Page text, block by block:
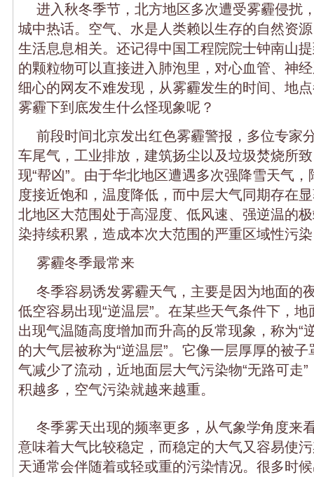
进入秋冬季节，北方地区多次遭受雾霾侵扰
城中热话。空气、水是人类赖以生存的自然资
生活息息相关。还记得中国工程院院士钟南山
的颗粒物可以直接进入肺泡里，对心血管、神
细心的网友不难发现，从雾霾发生的时间、地
雾霾下到底发生什么怪现象呢？
前段时间北京发出红色雾霾警报，多位专家
车尾气，工业排放，建筑扬尘以及垃圾焚烧所
现“帮凶”。由于华北地区遭遇多次强降雪天气
度接近饱和，温度降低，而中层大气同期存在
北地区大范围处于高湿度、低风速、强逆温的
染持续积累，造成本次大范围的严重区域性污
雾霾冬季最常来
冬季容易诱发雾霾天气，主要是因为地面的
低空容易出现“逆温层”。在某些天气条件下，
出现气温随高度增加而升高的反常现象，称为“
的大气层被称为“逆温层”。它像一层厚厚的被
气减少了流动，近地面层大气污染物“无路可走
积越多，空气污染就越来越重。
冬季雾天出现的频率更多，从气象学角度来
意味着大气比较稳定，而稳定的大气又容易使
天通常会伴随着或轻或重的污染情况。很多时